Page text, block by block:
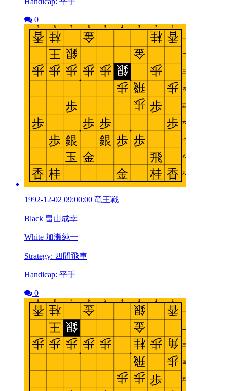
0
1992-12-02 09:00:00 竜王戦
Black 畠山成幸
White 加瀬純一
Strategy: 四間飛車
Handicap: 平手
0